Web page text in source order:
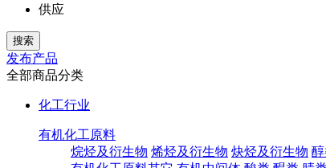
供应
发布产品
全部商品分类
化工行业
有机化工原料
烷烃及衍生物 烯烃及衍生物 炔烃及衍生物